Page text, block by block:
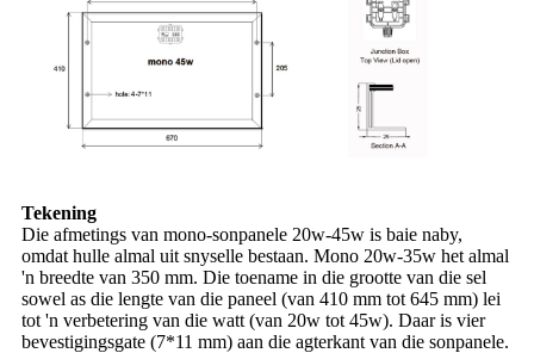
Tekening
Die afmetings van mono-sonpanele 20w-45w is baie naby,
omdat hulle almal uit snyselle bestaan. Mono 20w-35w het almal
'n breedte van 350 mm. Die toename in die grootte van die sel
sowel as die lengte van die paneel (van 410 mm tot 645 mm) lei
tot 'n verbetering van die watt (van 20w tot 45w). Daar is vier
bevestigingsgate (7*11 mm) aan die agterkant van die sonpanele.